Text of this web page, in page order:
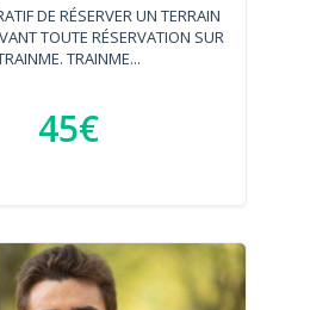
DE RÉSERVER UN TERRAIN
TOUTE RÉSERVATION SUR
TRAINME...
45€